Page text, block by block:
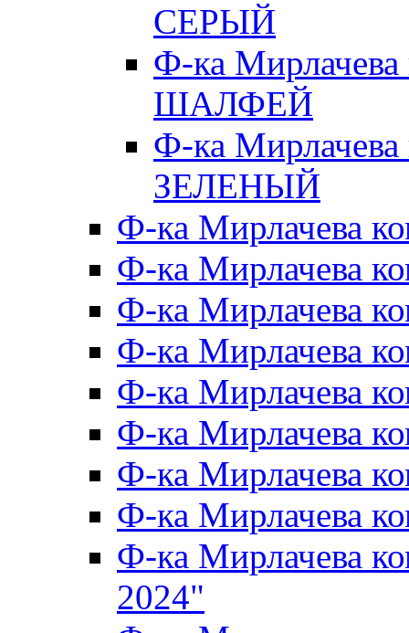
СЕРЫЙ
Ф-ка
ШАЛФЕЙ
Ф-ка
ЗЕЛЕНЫЙ
Ф-ка Мирлачева
Ф-ка Мирлачева
Ф-ка Мирлачева
Ф-ка Мирлачева
Ф-ка Мирлачева
Ф-ка Мирлачева
Ф-ка Мирлачева
Ф-ка Мирлачева
Ф-ка Мирлачева
2024"